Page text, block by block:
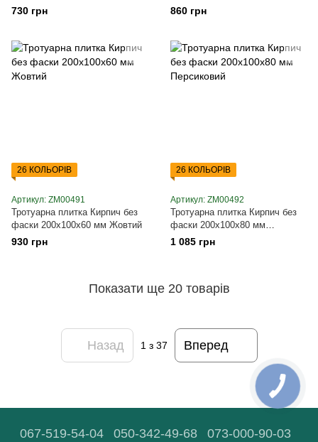
730 грн 860 грн
26 КОЛЬОРІВ
Артикул: ZM00491
Тротуарна плитка Кирпич без
фаски 200х100х60 мм Жовтий
930 грн
26 КОЛЬОРІВ
Артикул: ZM00492
Тротуарна плитка Кирпич без
фаски 200х100х80 мм
Персиковий
1 085 грн
Показати ще 20 товарів
Назад 1 з 37 Вперед
067-519-54-04 050-342-49-68 073-000-90-03